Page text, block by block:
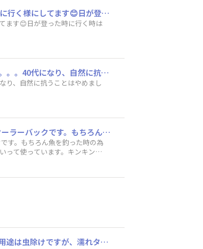
自分の夏の釣りと暑さ対策は朝は夜明け前に行って日が登ったら帰る、夜は日が落ちてから釣りに行く様にしてます😊日が登った時に行く時はタイツなどのアンダーウエアから使える冷感スプレーで体感温度を下げる様にしてます😊
ます😊日が登った時に行く時は
昔、磯からの帰り道に熱中症になりかけた事がトラウマで…基本的には真夏の日中は避けてます。。。40代になり、自然に抗うことはやめました(笑)
り、自然に抗うことはやめまし
これから真夏の季節がやってきますが私が普段夏の季節で欠かせないのがソフトクール2600のクーラーバックです。もちろん魚を釣った時の為のクーラーボックスも持って行きますが😊何といっても使わなくなったら折り畳んで持ち運び出来る所に気にいって使っています。キンキンに冷えた飲み物や食べ物など沢山収容出来るその上コンパクトになる所で毎年使用しています。これからの季節熱中症には十分に気をつけて楽しみたいと思います😋空調服は必需品ですがw🤣🤣
す。もちろん魚を釣った時の為
って使っています。キンキンに
症には十分に気をつけて楽し
「夏の釣り、私の暑さ対策」ですが、少し捻ってバレーヒルのANGLER'S SPRAYです。メインの用途は虫除けですが、濡れタオルにシュッとスプレーして体を拭けばスーッとした冷却効果を得ることもできます☃️もちろん虫除けにもなりますし一石二鳥です。夏のテトラとかは意外と蚊が湧いてたりするんですよね💦時合で集中したいときに蚊が来るだけで気が散ってしまいますから事前の対策が重要です👍